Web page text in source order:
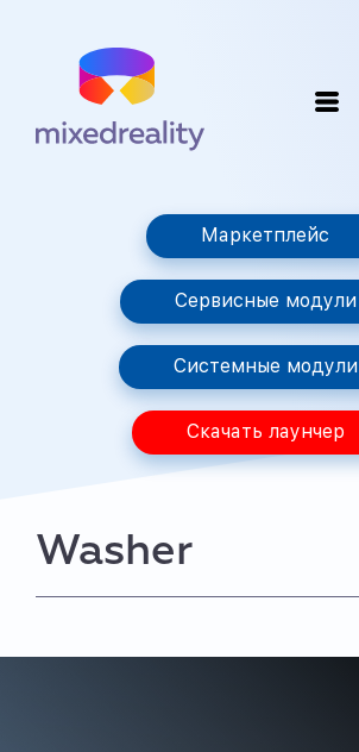
Маркетплейс
Сервисные модули
Системные модули
Скачать лаунчер
Washer